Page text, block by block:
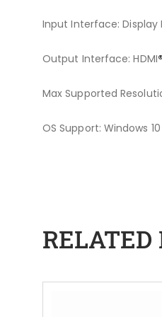
Input Interface: Display
Output Interface: HDMI®
Max Supported
OS Support: Windows
RELATED